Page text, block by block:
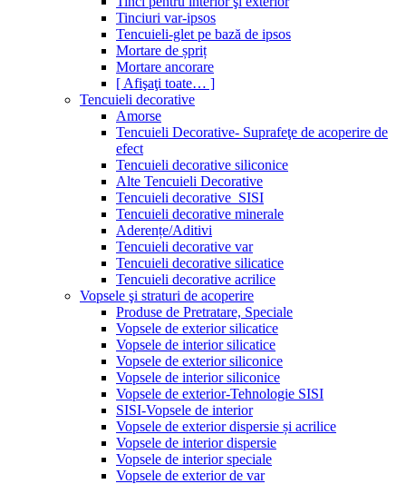
Tinciuri var-ipsos
Tencuieli-glet pe bază de ipsos
Mortare de șpriț
Mortare ancorare
[ Afişaţi toate… ]
Tencuieli decorative
Amorse
Tencuieli Decorative- Suprafeţe de acoperire de
efect
Tencuieli decorative siliconice
Alte Tencuieli Decorative
Tencuieli decorative_SISI
Tencuieli decorative minerale
Aderențe/Aditivi
Tencuieli decorative var
Tencuieli decorative silicatice
Tencuieli decorative acrilice
Vopsele şi straturi de acoperire
Produse de Pretratare, Speciale
Vopsele de exterior silicatice
Vopsele de interior silicatice
Vopsele de exterior siliconice
Vopsele de interior siliconice
Vopsele de exterior-Tehnologie SISI
SISI-Vopsele de interior
Vopsele de exterior dispersie și acrilice
Vopsele de interior dispersie
Vopsele de interior speciale
Vopsele de exterior de var